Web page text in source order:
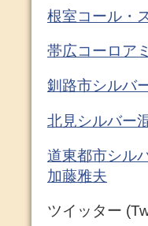
根室コール・
帯広コーロア
釧路市シルバ
北見シルバー
道東都市シル
加藤雅夫
ツイッター